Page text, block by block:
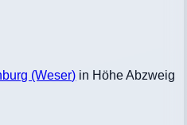
(Weser) in Höhe Abzweig